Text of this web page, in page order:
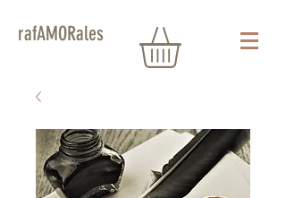
rafAMORales